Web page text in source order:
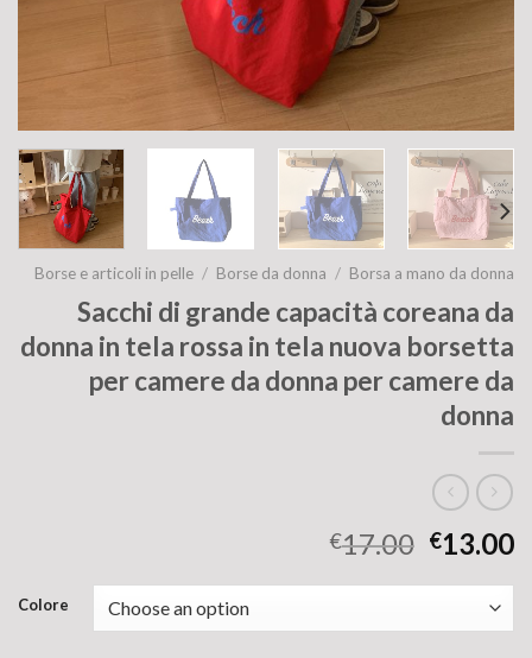
Borse e articoli in pelle / Borse da donna / Borsa a mano da donna
Sacchi di grande capacità coreana da
donna in tela rossa in tela nuova borsetta
per camere da donna per camere da
donna
€17.00 €13.00
Colore